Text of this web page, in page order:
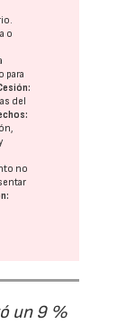
o
para
del
no
un 9 %